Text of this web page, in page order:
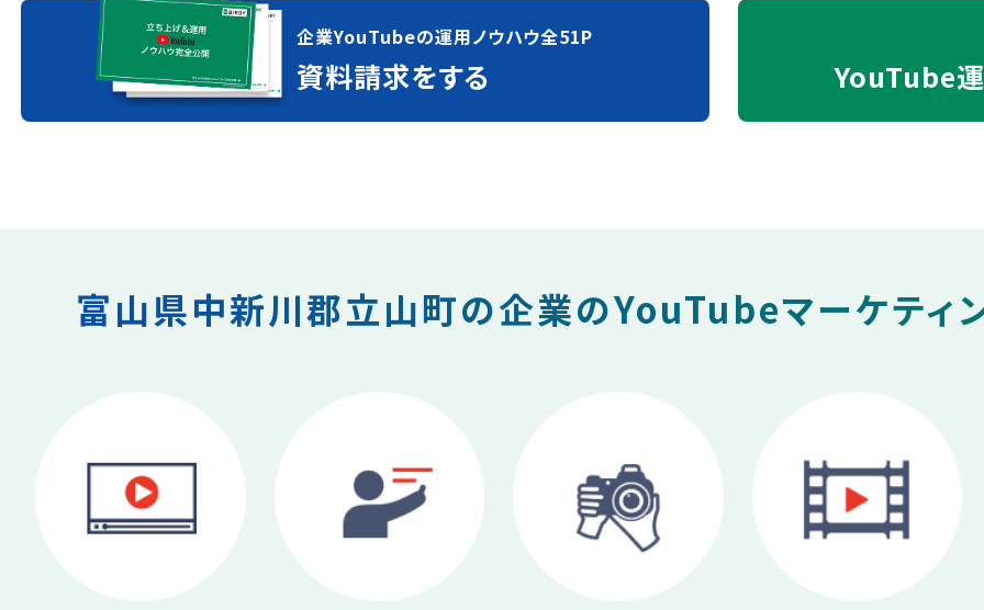
企業YouTubeの運用ノウハウ全51P
資料請求をする YouTube
富山県中新川郡立山町の企業のYouTubeマーケティ